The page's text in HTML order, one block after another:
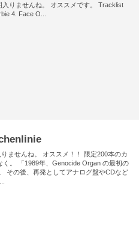
りませんね。 オススメです。 Tracklist
4. Face O...
ませんね。 オススメ！！ 限定200本のカ
。 「1989年、Genocide Organ の最初の
その後、再発としてアナログ盤やCDなど